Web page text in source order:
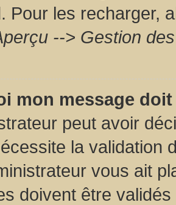
Pour les recharger,
--> Gestion
mon message
peut avoir
la validation
vous ait
doivent être